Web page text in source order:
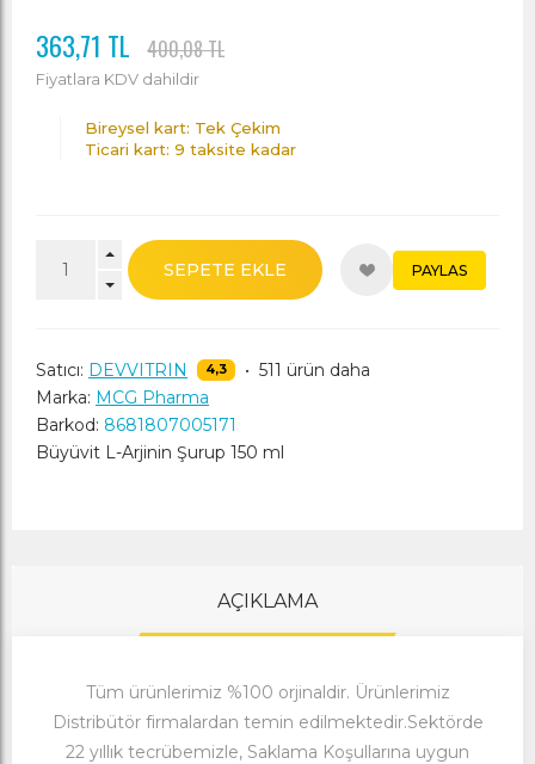
363,71 TL 400,08 TL
Fiyatlara KDV dahildir
Bireysel kart: Tek Çekim
Ticari kart: 9 taksite kadar
SEPETE EKLE PAYLAS
Satıcı: DEVVITRIN 4,3 • 511 ürün daha
Marka: MCG Pharma
Barkod: 8681807005171
Büyüvit L-Arjinin Şurup 150 ml
AÇIKLAMA
Tüm ürünlerimiz %100 orjinaldir. Ürünlerimiz
Distribütör firmalardan temin edilmektedir.Sektörde
22 yıllık tecrübemizle, Saklama Koşullarına uygun